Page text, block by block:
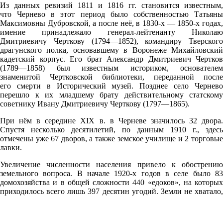
Из данных ревизий 1811 и 1816 гг. становится известным,
что Чернево в этот период было собственностью Татьяны
Максимовны Дубровской, а после неё, в 1830-х — 1850-х годах,
имение принадлежало генерал-лейтенанту Николаю
Дмитриевичу Черткову (1794—1852), командиру Тверского
драгунского полка, основавшему в Воронеже Михайловский
кадетский корпус. Его брат Александр Дмитриевич Чертков
(1789—1858) был известным историком, основателем
знаменитой Чертковской библиотеки, переданной после
его смерти в Исторический музей. Позднее село Чернево
перешло к их младшему брату действительному статскому
советнику Ивану Дмитриевичу Черткову (1797—1865).
При нём в середине XIX в. в Черневе значилось 32 двора.
Спустя несколько десятилетий, по данным 1910 г., здесь
отмечены уже 67 дворов, а также земское училище и 2 торговые
лавки.
Увеличение численности населения привело к обострению
земельного вопроса. В начале 1920-х годов в селе было 83
домохозяйства и в общей сложности 440 «едоков», на которых
приходилось всего лишь 397 десятин угодий. Земли не хватало,